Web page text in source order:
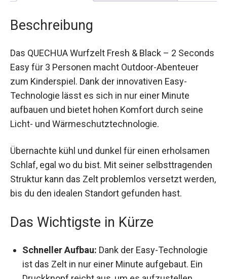
Beschreibung
Seconds Easy für 3 Personen macht Outdoor-
Abenteuer zum Kinderspiel. Dank der innovativen
Easy-Technologie lässt es sich in nur einer
Minute aufbauen und bietet hohen Komfort durch
seine Licht- und Wärmeschutztechnologie.
erholsamen Schlaf, egal wo du bist. Mit seiner
selbsttragenden Struktur kann das Zelt
problemlos versetzt werden, bis du den idealen
Standort gefunden hast.
Das Wichtigste in Kürze
Schneller Aufbau: Dank der Easy-Technologie
ist das Zelt in nur einer Minute aufgebaut. Ein